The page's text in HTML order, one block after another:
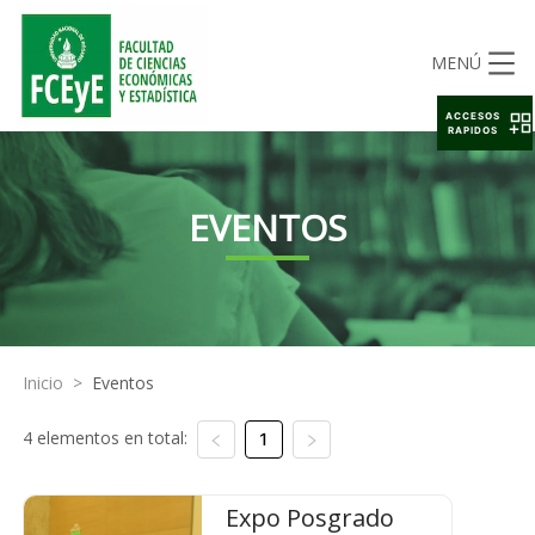
MENÚ
EVENTOS
Inicio > Eventos
4 elementos en total: 1
Expo Posgrado
ACCESOS
RAPIDOS